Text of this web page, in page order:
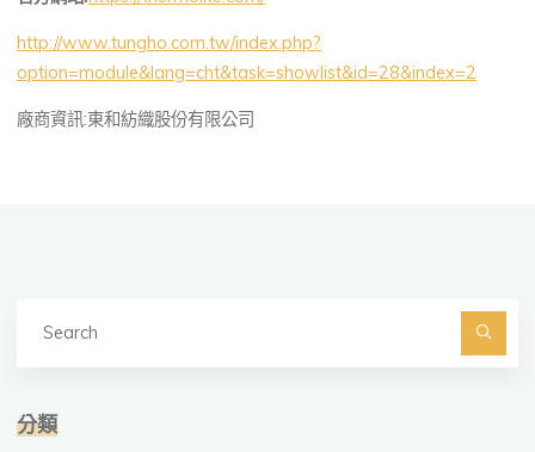
http://www.tungho.com.tw/index.php?
option=module&lang=cht&task=showlist&id=28&index=2
廠商資訊:東和紡織股份有限公司
Search
分類